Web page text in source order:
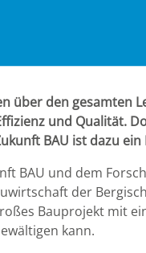
über den gesamten
und Qualität.
BAU ist dazu
BAU und dem
der
Bauprojekt mit
kann.